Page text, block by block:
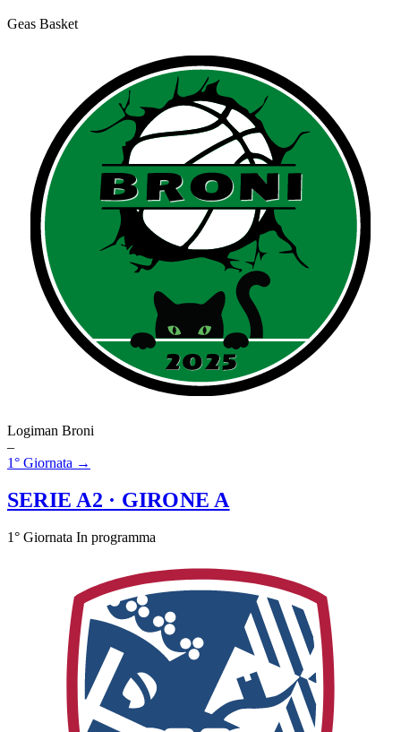
Geas Basket
Logiman Broni
–
1° Giornata →
SERIE A2 · GIRONE A
1° Giornata In programma